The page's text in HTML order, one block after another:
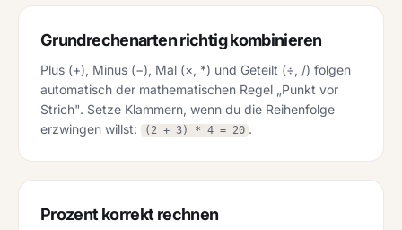
Grundrechenarten richtig kombinieren
Plus (+), Minus (−), Mal (×, *) und Geteilt (÷, /) folgen
automatisch der mathematischen Regel „Punkt vor
Strich". Setze Klammern, wenn du die Reihenfolge
erzwingen willst:
(2 + 3) * 4 = 20 .
Prozent korrekt rechnen